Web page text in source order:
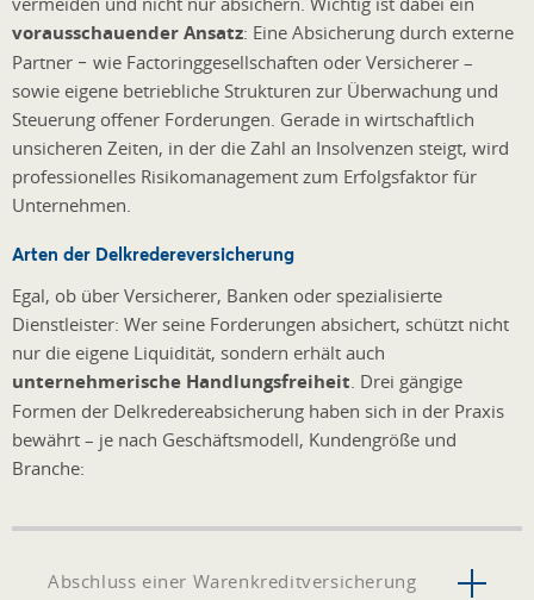
vorausschauender Ansatz: Eine Absicherung durch externe
Partner − wie Factoringgesellschaften oder Versicherer –
sowie eigene betriebliche Strukturen zur Überwachung und
Steuerung offener Forderungen. Gerade in wirtschaftlich
unsicheren Zeiten, in der die Zahl an Insolvenzen steigt, wird
professionelles Risikomanagement zum Erfolgsfaktor für
Unternehmen.
Arten der Delkredereversicherung
Egal, ob über Versicherer, Banken oder spezialisierte
Dienstleister: Wer seine Forderungen absichert, schützt nicht
nur die eigene Liquidität, sondern erhält auch
unternehmerische Handlungsfreiheit. Drei gängige
Formen der Delkredereabsicherung haben sich in der Praxis
bewährt – je nach Geschäftsmodell, Kundengröße und
Branche:
Abschluss einer Warenkreditversicherung